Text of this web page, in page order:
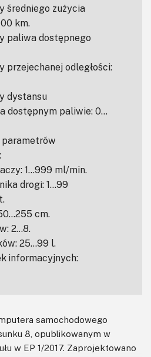
średniego zużycia
km.
paliwa dostępnego
przejechanej odległości:
dystansu
dostępnym paliwie: 0…
1…999 ml/min.
drogi: 1…99
cm.
2…8.
25…99 l.
informacyjnych:
samochodowego
8, opublikowanym w
w EP 1/2017. Zaprojektowano